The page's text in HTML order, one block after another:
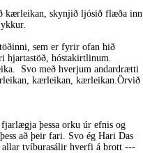
kærleikan, skynjið ljósið flæða inn
sem er fyrir ofan hið
hjartastöð, hóstakirtlinum.
Svo með hverjum andardrætti
kærleikan, kærleikan.Örvið
þessa orku úr efnis og
að þeir fari. Svo ég Hari Das
allar tvíburasálir hverfi á brott ---